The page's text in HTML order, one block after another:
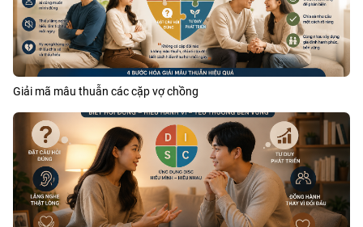
Giải mã mâu thuẫn các cặp vợ chồng